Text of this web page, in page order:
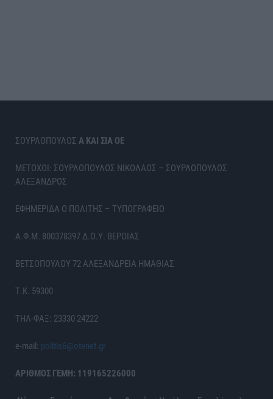
ΣΟΥΡΛΟΠΟΥΛΟΣ Α ΚΑΙ ΣΙΑ ΟΕ
ΜΕΤΟΧΟΙ: ΣΟΥΡΛΟΠΟΥΛΟΣ ΝΙΚΟΛΑΟΣ – ΣΟΥΡΛΟΠΟΥΛΟΣ
ΑΛΕΞΑΝΔΡΟΣ
ΕΦΗΜΕΡΙΔΑ Ο ΠΟΛΙΤΗΣ – ΤΥΠΟΓΡΑΦΕΙΟ
Α.Φ.Μ. 800378397 Δ.Ο.Υ. ΒΕΡΟΙΑΣ
ΒΕΤΣΟΠΟΥΛΟΥ 72 ΑΛΕΞΑΝΔΡΕΙΑ ΗΜΑΘΙΑΣ
Τ.Κ. 59300
ΤΗΛ-ΦΑΞ: 23330 24222
e-mail: politis6@otenet.gr
ΑΡΙΘΜΟΣ ΓΕΜΗ: 119165226000